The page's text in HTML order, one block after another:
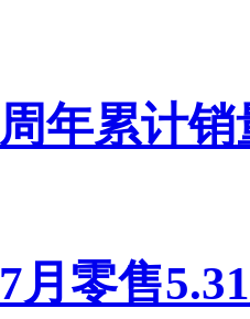
年累计
月零售